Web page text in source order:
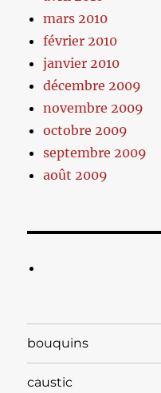
mars 2010
février 2010
janvier 2010
décembre 2009
novembre 2009
octobre 2009
septembre 2009
août 2009
bouquins
caustic